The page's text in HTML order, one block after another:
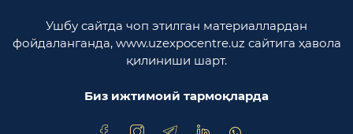
Қонунчилик палатаси
Ўзбекистон Республикаси Адлия вазирлиги
Trade Uzbekistan миллий экспортбоп савдо
Ушбу сайтда чоп этилган материаллардан
фойдаланганда, www.uzexpocentre.uz сайтига ҳавола
қилиниши шарт.
Биз ижтимоий тармоқларда